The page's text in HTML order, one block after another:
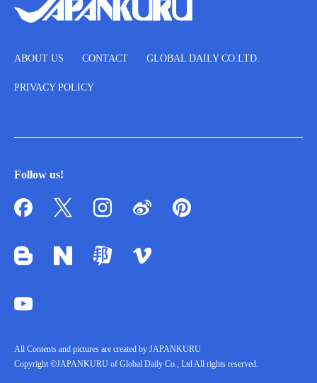
ABOUT US CONTACT GLOBAL DAILY CO.LTD.
PRIVACY POLICY
Follow us!
All Contents and pictures are created by JAPANKURU
Copyright ©JAPANKURU of Global Daily Co., Ltd All rights reserved.